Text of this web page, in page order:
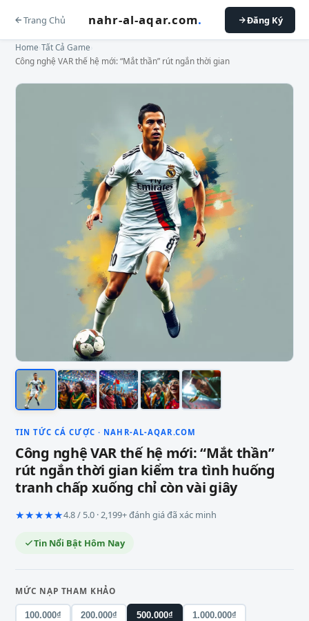
Trang Chủ nahr-al-aqar.com. Đăng Ký
Home Tất Cả Game
Công nghệ VAR thế hệ mới: “Mắt thần” rút ngắn thời gian
TIN TỨC CÁ CƯỢC · NAHR-AL-AQAR.COM
Công nghệ VAR thế hệ mới: “Mắt thần”
rút ngắn thời gian kiểm tra tình huống
tranh chấp xuống chỉ còn vài giây
★★★★★4.8 / 5.0 · 2,199+ đánh giá đã xác minh
Tin Nổi Bật Hôm Nay
MỨC NẠP THAM KHẢO
100.000₫ 200.000₫ 500.000₫ 1.000.000₫